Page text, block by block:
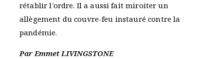
rétablir l'ordre. Il a aussi fait miroiter un
allègement du couvre-feu instauré contre la
pandémie.
Par Emmet LIVINGSTONE